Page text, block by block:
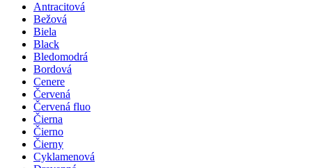
Antracitová
Bežová
Biela
Black
Bledomodrá
Bordová
Cenere
Červená
Červená fluo
Čierna
Čierno
Čierny
Cyklamenová